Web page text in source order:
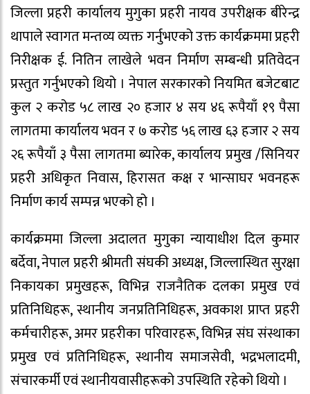
जिल्ला प्रहरी कार्यालय मुगुका प्रहरी नायव उपरीक्षक बीरेन्द्र
थापाले स्वागत मन्तव्य व्यक्त गर्नुभएको उक्त कार्यक्रममा प्रहरी
निरीक्षक ई. नितिन लाखेले भवन निर्माण सम्बन्धी प्रतिवेदन
प्रस्तुत गर्नुभएको थियो । नेपाल सरकारको नियमित बजेटबाट
कुल २ करोड ५८ लाख २० हजार ४ सय ४६ रूपैयाँ १९ पैसा
लागतमा कार्यालय भवन र ७ करोड ५६ लाख ६३ हजार २ सय
२६ रूपैयाँ ३ पैसा लागतमा ब्यारेक, कार्यालय प्रमुख /सिनियर
प्रहरी अधिकृत निवास, हिरासत कक्ष र भान्साघर भवनहरू
निर्माण कार्य सम्पन्न भएको हो ।
कार्यक्रममा जिल्ला अदालत मुगुका न्यायाधीश दिल कुमार
बर्देवा, नेपाल प्रहरी श्रीमती संघकी अध्यक्ष, जिल्लास्थित सुरक्षा
निकायका प्रमुखहरू, विभिन्न राजनैतिक दलका प्रमुख एवं
प्रतिनिधिहरू, स्थानीय जनप्रतिनिधिहरू, अवकाश प्राप्त प्रहरी
कर्मचारीहरू, अमर प्रहरीका परिवारहरू, विभिन्न संघ संस्थाका
प्रमुख एवं प्रतिनिधिहरू, स्थानीय समाजसेवी, भद्रभलादमी,
संचारकर्मी एवं स्थानीयवासीहरूको उपस्थिति रहेको थियो ।